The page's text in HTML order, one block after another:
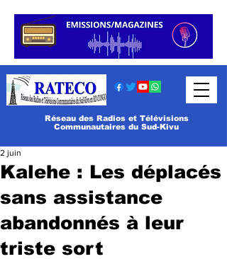
Réseau des Radios et Télévisions
Communautaires du Sud-Kivu
Kalehe : Les déplacés
sans assistance
abandonnés à leur
triste sort
2 juin